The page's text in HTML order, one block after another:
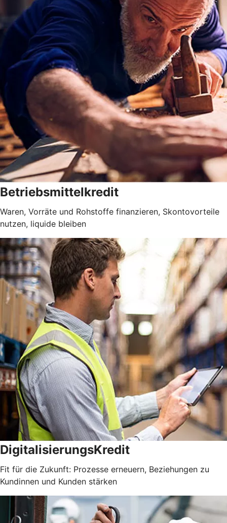
Betriebsmittelkredit
Waren, Vorräte und Rohstoffe finanzieren, Skontovorteile
nutzen, liquide bleiben
DigitalisierungsKredit
Fit für die Zukunft: Prozesse erneuern, Beziehungen zu
Kundinnen und Kunden stärken